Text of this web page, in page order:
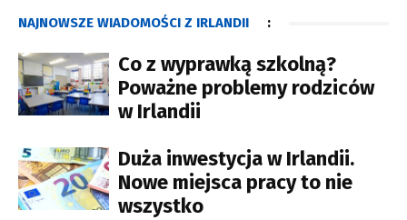
NAJNOWSZE WIADOMOŚCI Z IRLANDII :
Co z wyprawką szkolną?
Poważne problemy rodziców
w Irlandii
Duża inwestycja w Irlandii.
Nowe miejsca pracy to nie
wszystko